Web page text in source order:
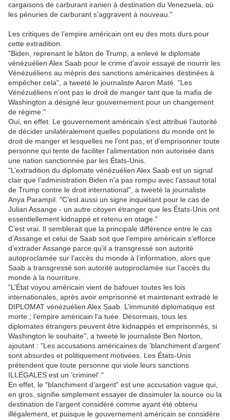
cargaisons de carburant iranien à destination du Venezuela, où
les pénuries de carburant s’aggravent à nouveau."
Les critiques de l’empire américain ont eu des mots durs pour
cette extradition.
"Biden, reprenant le bâton de Trump, a enlevé le diplomate
vénézuélien Alex Saab pour le crime d’avoir essayé de nourrir les
Vénézuéliens au mépris des sanctions américaines destinées à
empêcher cela", a tweeté le journaliste Aaron Maté. "Les
Vénézuéliens n’ont pas le droit de manger tant que la mafia de
Washington a désigné leur gouvernement pour un changement
de régime."
Oui, en effet. Le gouvernement américain s’est attribué l’autorité
de décider unilatéralement quelles populations du monde ont le
droit de manger et lesquelles ne l’ont pas, et d’emprisonner toute
personne qui tente de faciliter l’alimentation non autorisée dans
une nation sanctionnée par les États-Unis.
"L’extradition du diplomate vénézuélien Alex Saab est un signal
clair que l’administration Biden n’a pas rompu avec l’assaut total
de Trump contre le droit international", a tweeté la journaliste
Anya Parampil. "C’est aussi un signe inquiétant pour le cas de
Julian Assange - un autre citoyen étranger que les États-Unis ont
essentiellement kidnappé et retenu en otage."
C’est vrai. Il semblerait que la principale différence entre le cas
d’Assange et celui de Saab soit que l’empire américain s’efforce
d’extrader Assange parce qu’il a transgressé son autorité
autoproclamée sur l’accès du monde à l’information, alors que
Saab a transgressé son autorité autoproclamée sur l’accès du
monde à la nourriture.
"L’État voyou américain vient de bafouer toutes les lois
internationales, après avoir emprisonné et maintenant extradé le
DIPLOMAT vénézuélien Alex Saab. L’immunité diplomatique est
morte ; l’empire américain l’a tuée. Désormais, tous les
diplomates étrangers peuvent être kidnappés et emprisonnés, si
Washington le souhaite", a tweeté le journaliste Ben Norton,
ajoutant : "Les accusations américaines de ’blanchiment d’argent’
sont absurdes et politiquement motivées. Les États-Unis
prétendent que toute personne qui viole leurs sanctions
ILLÉGALES est un ’criminel’."
En effet, le "blanchiment d’argent" est une accusation vague qui,
en gros, signifie simplement essayer de dissimuler la source ou la
destination de l’argent considéré comme ayant été obtenu
illégalement, et puisque le gouvernement américain se considère